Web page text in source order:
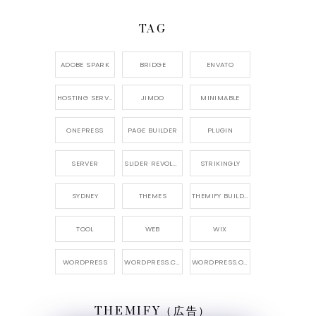
TAG
ADOBE SPARK BRIDGE ENVATO
HOSTING SERVICE JIMDO MINIMABLE
ONEPRESS PAGE BUILDER PLUGIN
SERVER SLIDER REVOLUTION STRIKINGLY
SYDNEY THEMES THEMIFY BUILDER
TOOL WEB WIX
WORDPRESS WORDPRESS.COM WORDPRESS.ORG
THEMIFY（広告）